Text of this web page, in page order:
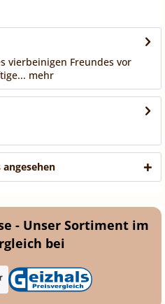
vierbeinigen Freundes vor
mehr
- Unser Sortiment im
bei